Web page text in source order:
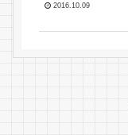
2016.10.09